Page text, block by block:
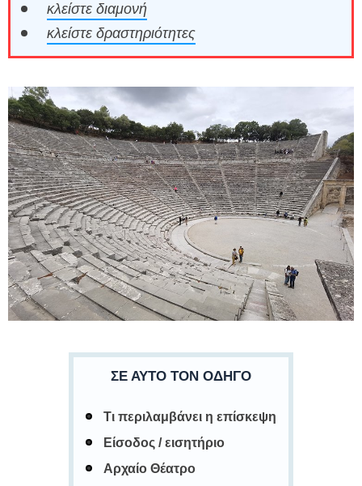
κλείστε διαμονή
κλείστε δραστηριότητες
ΣΕ ΑΥΤΌ ΤΟΝ ΟΔΗΓΌ
Τι περιλαμβάνει η επίσκεψη
Είσοδος / εισητήριο
Αρχαίο Θέατρο